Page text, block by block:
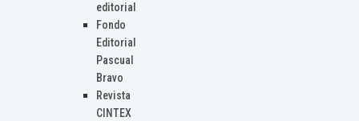
editorial
Fondo
Editorial
Pascual
Bravo
Revista
CINTEX